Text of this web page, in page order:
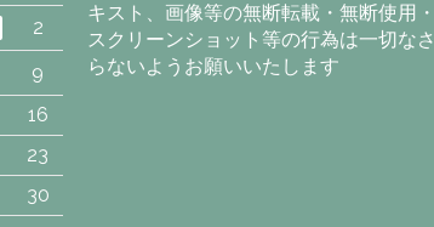
キスト、画像等の無断転載・無断使用・
スクリーンショット等の行為は一切なさ
らないようお願いいたします
2
9
16
23
30